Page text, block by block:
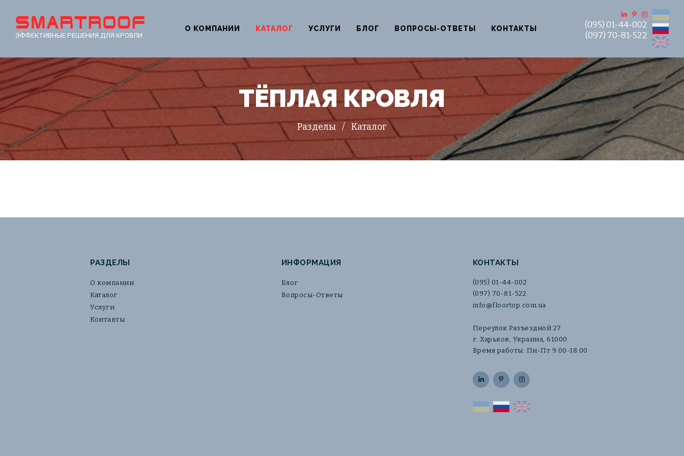
ЭФФЕКТИВНЫЕ РЕШЕНИЯ ДЛЯ КРОВЛИ
О КОМПАНИИ КАТАЛОГ УСЛУГИ БЛОГ ВОПРОСЫ-ОТВЕТЫ КОНТАКТЫ
(095) 01-44-002
(097) 70-81-522
ТЁПЛАЯ КРОВЛЯ
Разделы / Каталог
РАЗДЕЛЫ
О компании
Каталог
Услуги
Контакты
ИНФОРМАЦИЯ
Блог
Вопросы-Ответы
КОНТАКТЫ
(095) 01-44-002
(097) 70-81-522
info@floortop.com.ua
Переулок Разъездной 27
г. Харьков, Украина, 61000
Время работы: Пн-Пт 9:00-18:00
UA RU